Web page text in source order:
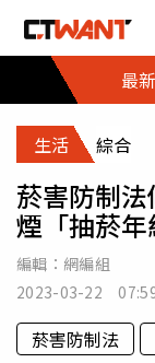
最新
生活 綜合
菸害防制
煙「抽菸
編輯： 網編組
2023-03-22
菸害防制法